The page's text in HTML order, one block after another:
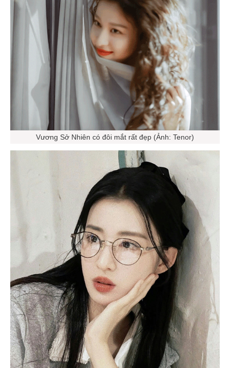
Vương Sở Nhiên có đôi mắt rất đẹp (Ảnh: Tenor)